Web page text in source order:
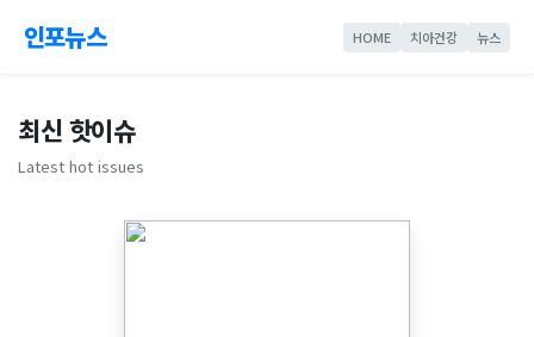
인포뉴스 HOME 치아건강 뉴스
최신 핫이슈
Latest hot issues